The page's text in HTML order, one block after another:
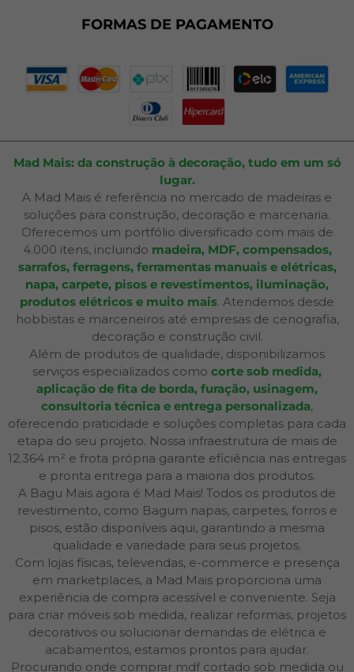
Plano de CorteFORMAS DE PAGAMENTO
Mad Mais: da construção à decoração, tudo em um só
lugar.
A Mad Mais é referência no mercado de madeiras e
soluções para construção, decoração e marcenaria.
Oferecemos um portfólio diversificado com mais de
4.000 itens, incluindo madeira, MDF, compensados,
sarrafos, ferragens, ferramentas manuais e elétricas,
napa, carpete, pisos e revestimentos, iluminação,
produtos elétricos e muito mais. Atendemos desde
hobbistas e marceneiros até empresas de cenografia,
decoração e construção civil.
Além de produtos de qualidade, disponibilizamos
serviços especializados como corte sob medida,
aplicação de fita de borda, furação, usinagem,
consultoria técnica e entrega personalizada,
oferecendo praticidade e soluções completas para cada
etapa do seu projeto. Nossa infraestrutura de mais de
12.364 m² e frota própria garante eficiência nas entregas
e pronta entrega para a maioria dos produtos.
A Bagu Mais agora é Mad Mais! Todos os produtos de
revestimento, como Bagum napas, carpetes, forros e
pisos, estão disponíveis aqui, garantindo a mesma
qualidade e variedade para seus projetos.
Com lojas físicas, televendas, e-commerce e presença
em marketplaces, a Mad Mais proporciona uma
experiência de compra acessível e conveniente. Seja
para criar móveis sob medida, realizar reformas, projetos
decorativos ou solucionar demandas de elétrica e
acabamentos, estamos prontos para ajudar.
Procurando onde comprar mdf cortado sob medida ou